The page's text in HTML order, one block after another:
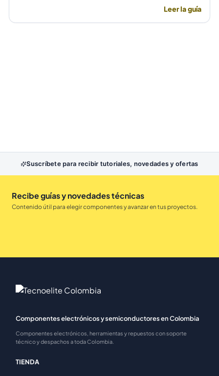
Leer la guía
Suscríbete para recibir tutoriales, novedades y ofertas
Recibe guías y novedades técnicas
Contenido útil para elegir componentes y avanzar en tus proyectos.
Componentes electrónicos y semiconductores en Colombia
Componentes electrónicos, herramientas y repuestos con soporte
técnico y despachos a toda Colombia.
TIENDA